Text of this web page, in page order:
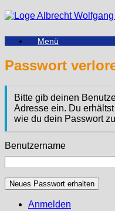
Zum
Inhalt
Menü
Passwort
Bitte gib deinen
Adresse ein. Du
wie du dein Passwort
Benutzername
Neues Passwort erhalten
Anmelden